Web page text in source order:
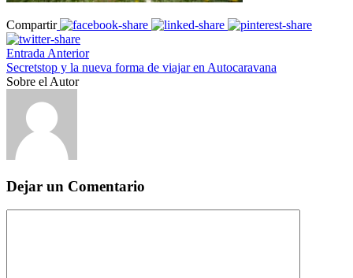
Compartir
Entrada Anterior
Secretstop y la nueva forma de viajar en Autocaravana
Sobre el Autor
Dejar un Comentario